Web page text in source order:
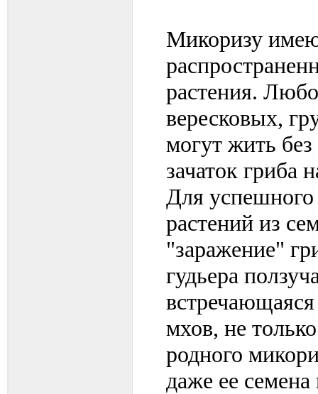
Микоризу
растения.
вересковых,
могут жить
зачаток гриба
Для успешного
растений из
"заражение"
гудьера
мхов, не
родного
даже ее семена